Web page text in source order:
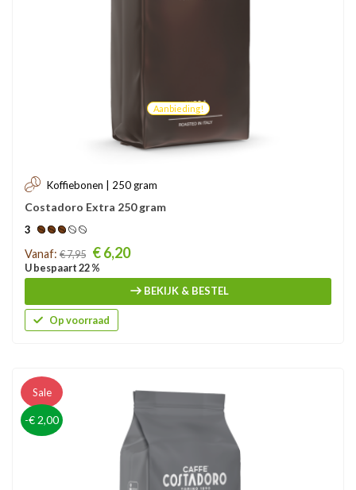
Aanbieding!
Koffiebonen | 250 gram
Costadoro Extra 250 gram
3
Prijs
Vanaf: € 7,95 € 6,20
U bespaart 22 %
BEKIJK & BESTEL
Op voorraad
Sale
-€ 2,00